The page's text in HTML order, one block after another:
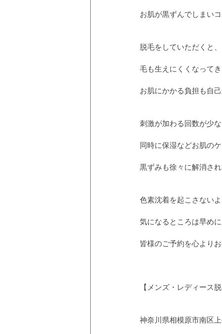
お肌が黒ずんでしまい
脱毛をしていただくと、
毛も生えにくくなって
お肌にかかる負担も自
刺激が加わる回数が少
同時に保湿などお肌の
黒ずみも徐々に解消さ
色素沈着を起こさない
気になるところは早め
皆様のご予約を心より
【メンズ・レディース
神奈川県相模原市南区